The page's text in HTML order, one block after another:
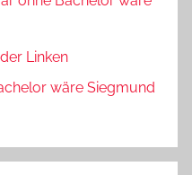
Linken
wäre Siegmund